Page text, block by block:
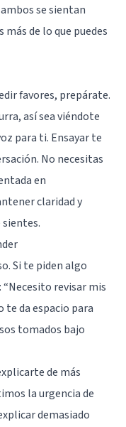
se sientan
de lo que puedes
favores, prepárate.
así sea viéndote
para ti. Ensayar te
No necesitas
en
claridad y
sientes.
Si te piden algo
“Necesito revisar mis
te da espacio para
tomados bajo
de más
la urgencia de
demasiado